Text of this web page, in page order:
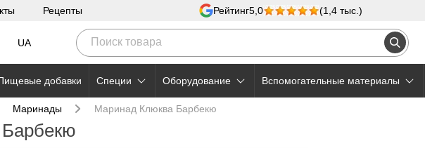
Рецепты Рейтинг5,0 (1,4 тыс.)
UA
добавки Специи Оборудование Вспомогательные материалы
Маринады Маринад Клюква Барбекю